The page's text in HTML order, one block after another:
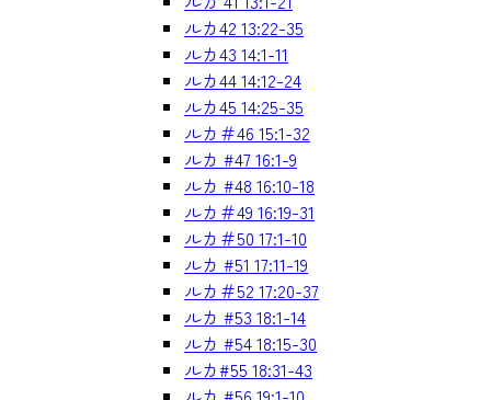
ルカ42 13:22-35
ルカ43 14:1-11
ルカ44 14:12-24
ルカ45 14:25-35
ルカ＃46 15:1-32
ルカ #47 16:1-9
ルカ #48 16:10-18
ルカ＃49 16:19-31
ルカ＃50 17:1-10
ルカ #51 17:11-19
ルカ＃52 17:20-37
ルカ #53 18:1-14
ルカ #54 18:15-30
ルカ#55 18:31-43